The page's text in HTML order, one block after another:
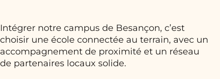
Intégrer notre campus de Besançon, c’est
choisir une école connectée au terrain, avec un
accompagnement de proximité et un réseau
de partenaires locaux solide.